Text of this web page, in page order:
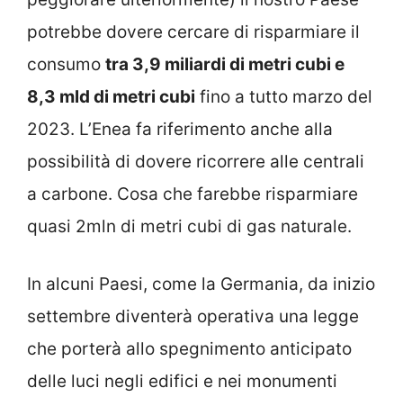
potrebbe dovere cercare di risparmiare il
consumo tra 3,9 miliardi di metri cubi e
8,3 mld di metri cubi fino a tutto marzo del
2023. L’Enea fa riferimento anche alla
possibilità di dovere ricorrere alle centrali
a carbone. Cosa che farebbe risparmiare
quasi 2mln di metri cubi di gas naturale.
In alcuni Paesi, come la Germania, da inizio
settembre diventerà operativa una legge
che porterà allo spegnimento anticipato
delle luci negli edifici e nei monumenti